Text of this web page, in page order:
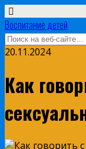
Воспитание детей
20.11.2024
Как